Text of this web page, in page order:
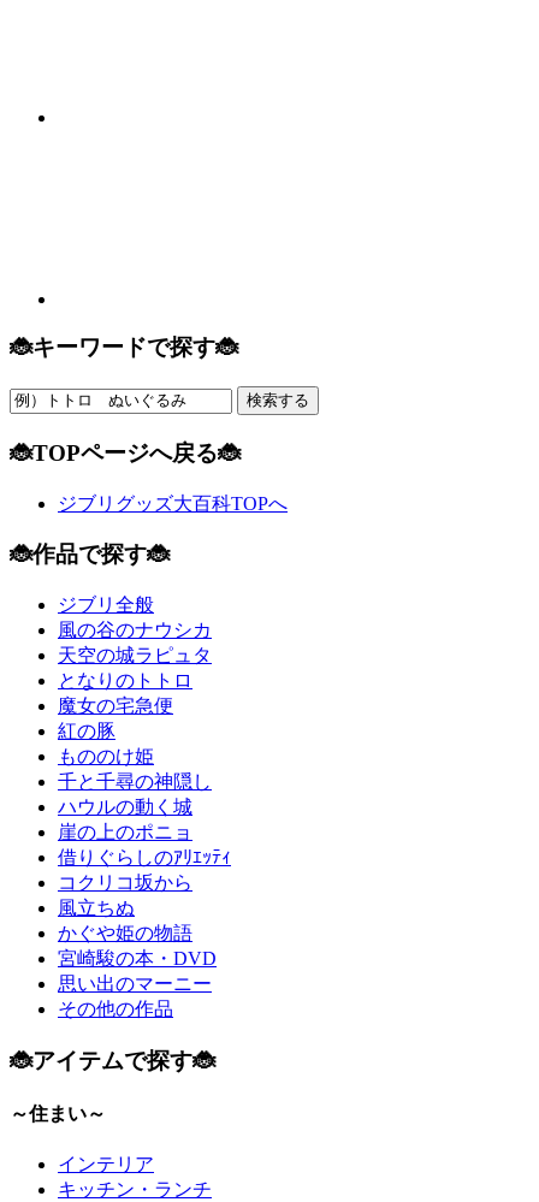
🐞キーワードで探す🐞
🐞TOPページへ戻る🐞
ジブリグッズ大百科TOPへ
🐞作品で探す🐞
ジブリ全般
風の谷のナウシカ
天空の城ラピュタ
となりのトトロ
魔女の宅急便
紅の豚
もののけ姫
千と千尋の神隠し
ハウルの動く城
崖の上のポニョ
借りぐらしのｱﾘｴｯﾃｨ
コクリコ坂から
風立ちぬ
かぐや姫の物語
宮崎駿の本・DVD
思い出のマーニー
その他の作品
🐞アイテムで探す🐞
～住まい～
インテリア
キッチン・ランチ